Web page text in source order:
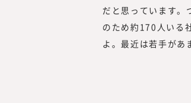
だと思っています。
のため約170人いる
よ。最近は若手があ